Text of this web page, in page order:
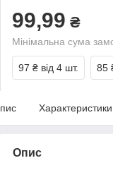
99,99 ₴
Мінімальна сума
97 ₴ від 4 шт. 85
Характеристики
Опис